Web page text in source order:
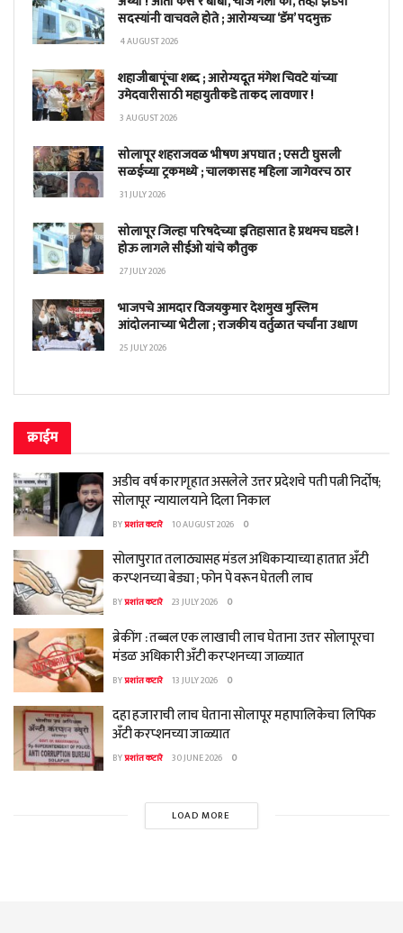
सदस्यांनी वाचवले होते ; आरोग्यच्या ‘डॅम’ पदमुक्त
4 AUGUST 2026
शहाजीबापूंचा शब्द ; आरोग्यदूत मंगेश चिवटे यांच्या
उमेदवारीसाठी महायुतीकडे ताकद लावणार !
3 AUGUST 2026
सोलापूर शहराजवळ भीषण अपघात ; एसटी घुसली
सळईच्या ट्रकमध्ये ; चालकासह महिला जागेवरच ठार
31 JULY 2026
सोलापूर जिल्हा परिषदेच्या इतिहासात हे प्रथमच घडले !
होऊ लागले सीईओ यांचे कौतुक
27 JULY 2026
भाजपचे आमदार विजयकुमार देशमुख मुस्लिम
आंदोलनाच्या भेटीला ; राजकीय वर्तुळात चर्चांना उधाण
25 JULY 2026
क्राईम
अडीच वर्ष कारागृहात असलेले उत्तर प्रदेशचे पती पत्नी निर्दोष;
सोलापूर न्यायालयाने दिला निकाल
BYप्रशांत कटारे 10 AUGUST 2026 0
सोलापुरात तलाठ्यासह मंडल अधिकाऱ्याच्या हातात अँटी
करप्शनच्या बेड्या ; फोन पे वरून घेतली लाच
BYप्रशांत कटारे 23 JULY 2026 0
ब्रेकींग : तब्बल एक लाखाची लाच घेताना उत्तर सोलापूरचा
मंडळ अधिकारी अँटी करप्शनच्या जाळ्यात
BYप्रशांत कटारे 13 JULY 2026 0
दहा हजाराची लाच घेताना सोलापूर महापालिकेचा लिपिक
अँटी करप्शनच्या जाळ्यात
BYप्रशांत कटारे 30 JUNE 2026 0
LOAD MORE